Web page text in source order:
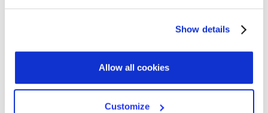
Show details
Allow all cookies
Customize
Elenco dei software
{/assets_list | asset_type: Software}